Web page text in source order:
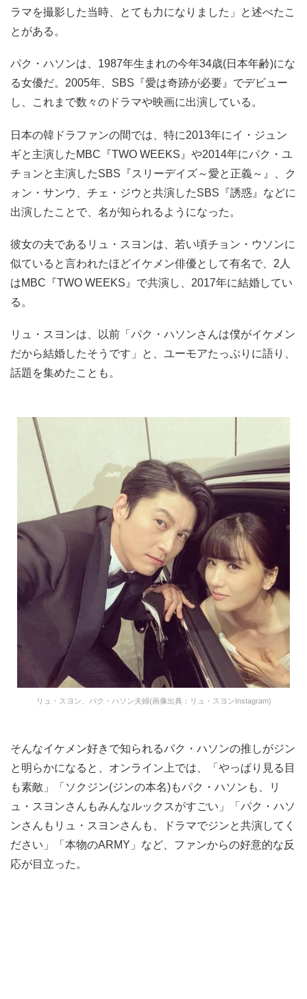
ラマを撮影した当時、とても力になりました」と述べたこ
とがある。
パク・ハソンは、1987年生まれの今年34歳(日本年齢)にな
る女優だ。2005年、SBS『愛は奇跡が必要』でデビュー
し、これまで数々のドラマや映画に出演している。
日本の韓ドラファンの間では、特に2013年にイ・ジュン
ギと主演したMBC『TWO WEEKS』や2014年にパク・ユ
チョンと主演したSBS『スリーデイズ～愛と正義～』、ク
ォン・サンウ、チェ・ジウと共演したSBS『誘惑』などに
出演したことで、名が知られるようになった。
彼女の夫であるリュ・スヨンは、若い頃チョン・ウソンに
似ていると言われたほどイケメン俳優として有名で、2人
はMBC『TWO WEEKS』で共演し、2017年に結婚してい
る。
リュ・スヨンは、以前「パク・ハソンさんは僕がイケメン
だから結婚したそうです」と、ユーモアたっぷりに語り、
話題を集めたことも。
リュ・スヨン、パク・ハソン夫婦(画像出典：リュ・スヨンInstagram)
そんなイケメン好きで知られるパク・ハソンの推しがジン
と明らかになると、オンライン上では、「やっぱり見る目
も素敵」「ソクジン(ジンの本名)もパク・ハソンも、リ
ュ・スヨンさんもみんなルックスがすごい」「パク・ハソ
ンさんもリュ・スヨンさんも、ドラマでジンと共演してく
ださい」「本物のARMY」など、ファンからの好意的な反
応が目立った。